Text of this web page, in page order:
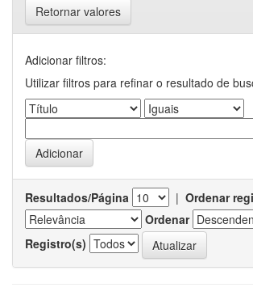
Retornar valores
Adicionar filtros:
Utilizar filtros para refinar o resultado de
Resultados/Página | Ordenar
Ordenar
Registro(s)